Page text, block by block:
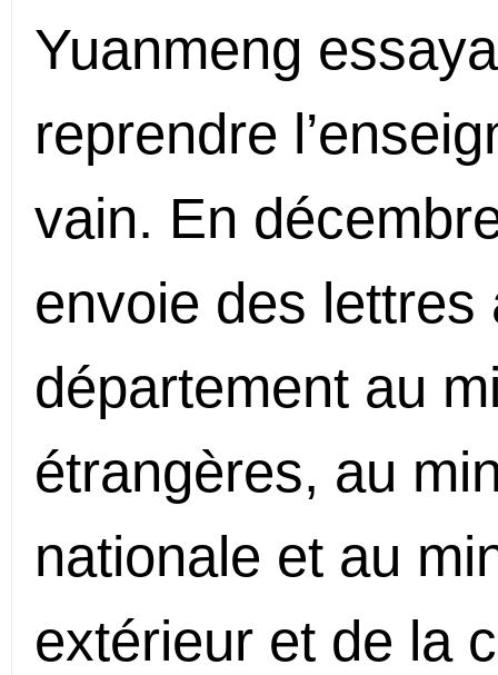
Yuanmeng
reprendre
vain. En
envoie des lettres
département au
étrangères, au
nationale et au
extérieur et de la